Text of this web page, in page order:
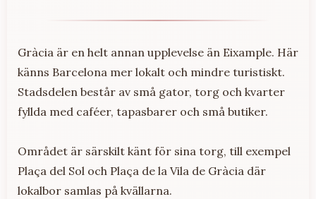
Gràcia är en helt annan upplevelse än Eixample. Här
känns Barcelona mer lokalt och mindre turistiskt.
Stadsdelen består av små gator, torg och kvarter
fyllda med caféer, tapasbarer och små butiker.
Området är särskilt känt för sina torg, till exempel
Plaça del Sol och Plaça de la Vila de Gràcia där
lokalbor samlas på kvällarna.